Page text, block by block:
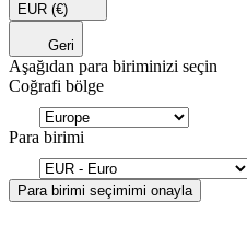
EUR (€)
Geri
Aşağıdan para biriminizi seçin
Coğrafi bölge
Para birimi
Para birimi seçimimi onayla